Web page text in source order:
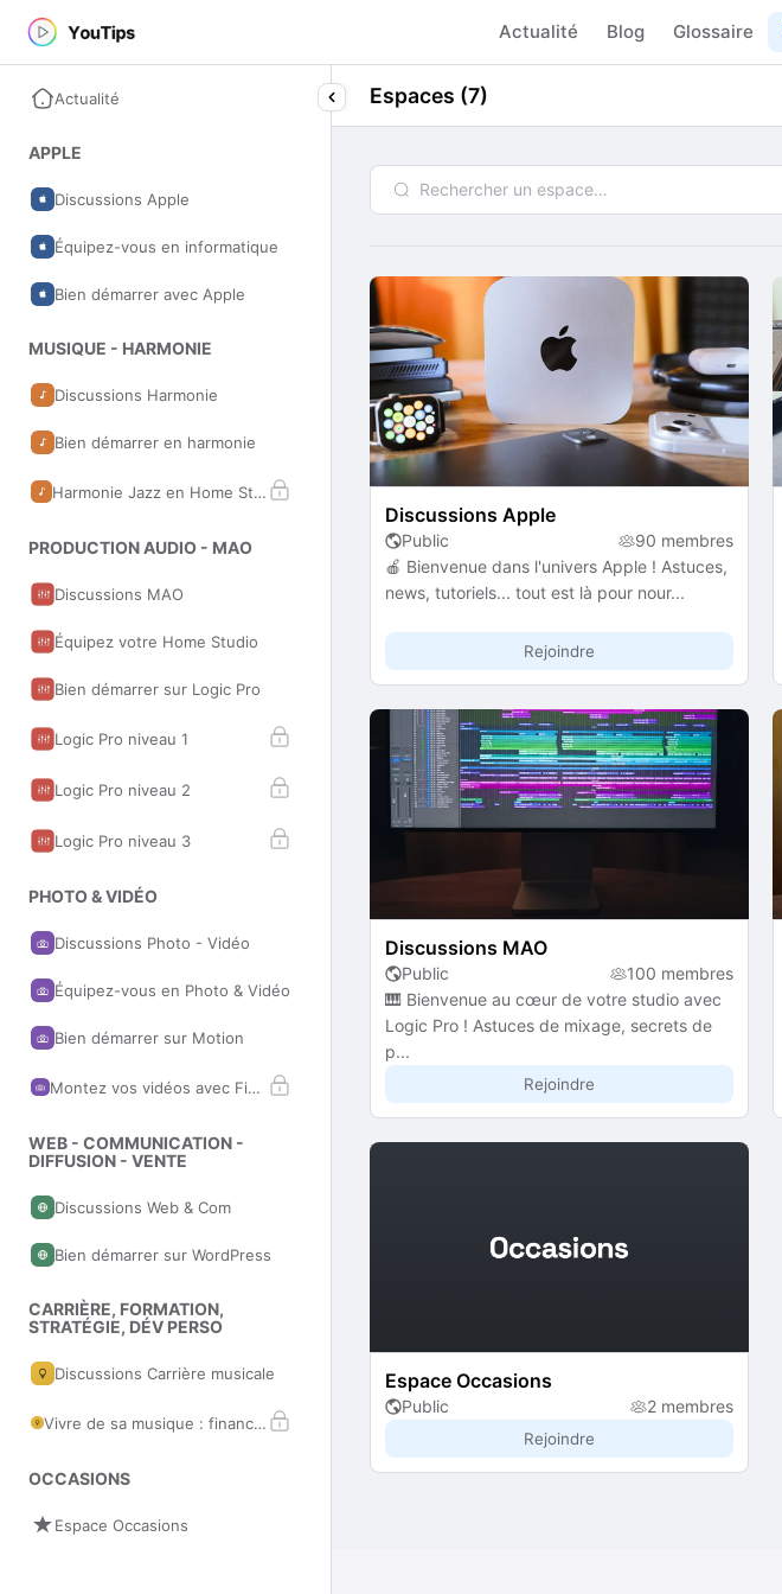
Actualité Blog Glossaire
Actualité
APPLE
Discussions Apple
Équipez-vous en informatique
Bien démarrer avec Apple
MUSIQUE - HARMONIE
Discussions Harmonie
Bien démarrer en harmonie
Harmonie Jazz en Home Studio
PRODUCTION AUDIO - MAO
Discussions MAO
Équipez votre Home Studio
Bien démarrer sur Logic Pro
Logic Pro niveau 1
Logic Pro niveau 2
Logic Pro niveau 3
PHOTO & VIDÉO
Discussions Photo - Vidéo
Équipez-vous en Photo & Vidéo
Bien démarrer sur Motion
Montez vos vidéos avec Final Cut Pro
WEB - COMMUNICATION -
DIFFUSION - VENTE
Discussions Web & Com
Bien démarrer sur WordPress
CARRIÈRE, FORMATION,
STRATÉGIE, DÉV PERSO
Discussions Carrière musicale
Vivre de sa musique : financements, droits et revenus
OCCASIONS
Espace Occasions
Espaces (7)
Discussions Apple
Public
90 membres
🍎 Bienvenue dans l'univers Apple ! Astuces,
news, tutoriels... tout est là pour nour...
Rejoindre
Discussions MAO
Public
100 membres
🎹 Bienvenue au cœur de votre studio avec
Logic Pro ! Astuces de mixage, secrets de
p...
Rejoindre
Espace Occasions
Public 2 membres
Rejoindre